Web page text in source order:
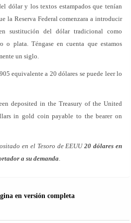
dólar y los textos estampados que tenían
la Reserva Federal comenzara a introducir
sustitución del dólar tradicional como
o plata. Téngase en cuenta que estamos
un siglo.
equivalente a 20 dólares se puede leer lo
deposited in the Treasury of the United
in gold coin payable to the bearer on
en el Tesoro de EEUU20 dólares en
a su demanda.
en versión completa